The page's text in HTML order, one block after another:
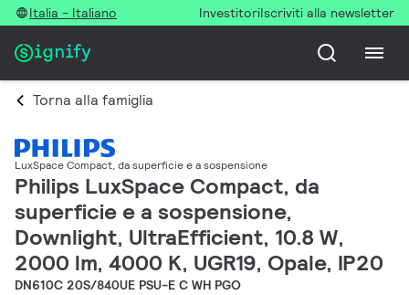
Italia - Italiano InvestitoriIscriviti alla newsletter
Torna alla famiglia
LuxSpace Compact, da superficie e a sospensione
Philips LuxSpace Compact, da
superficie e a sospensione,
Downlight, UltraEfficient, 10.8 W,
2000 lm, 4000 K, UGR19, Opale, IP20
DN610C 20S/840UE PSU-E C WH PGO